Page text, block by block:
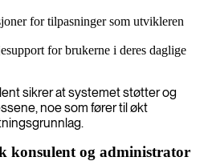
for tilpasninger som utvikleren
for brukerne i deres daglige
sikrer at systemet støtter og
noe som fører til økt
konsulent og administrator